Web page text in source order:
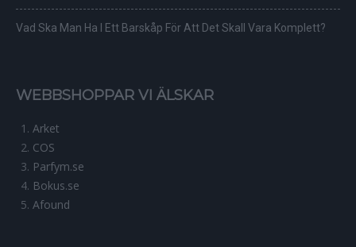
Vad Ska Man Ha I Ett Barskåp För Att Det Skall Vara Komplett?
WEBBSHOPPAR VI ÄLSKAR
Arket
COS
Parfym.se
Bokus.se
Afound